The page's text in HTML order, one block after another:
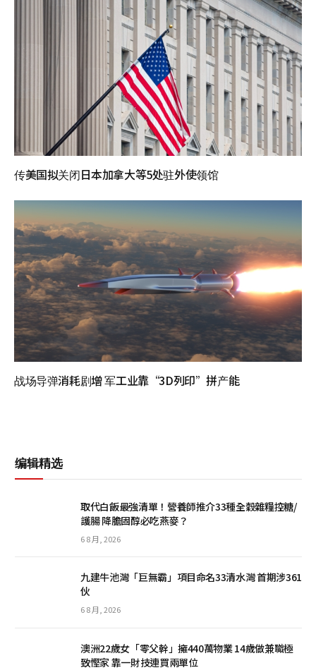
传美国拟关闭日本加拿大等5处驻外使领馆
战场导弹消耗剧增 军工业靠“3D列印”拼产能
编辑精选
取代白飯最強清單！營養師推介33種全穀雜糧控糖/
護腸 降膽固醇必吃燕麥？
6 8 月, 2026
九建牛池灣「巨無霸」項目命名33清水灣 首期涉361
伙
6 8 月, 2026
澳洲22歲女「零父幹」擁440萬物業 14歲做兼職極
致慳家 靠一財技連買兩單位